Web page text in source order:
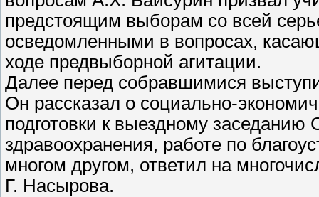
предстоящим выборам со всей
осведомленными в вопросах,
ходе предвыборной агитации.
Далее перед собравшимися
Он рассказал о социально-
подготовки к выездному
здравоохранения, работе по
многом другом, ответил на
Г. Насырова.